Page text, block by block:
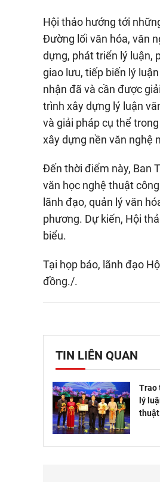
Hội thảo hướng tới
Đường lối văn hóa, văn
dựng, phát triển lý luận,
giao lưu, tiếp biến lý
nhận đã và cần được
trình xây dựng lý luận
và giải pháp cụ thể
xây dựng nền văn nghệ
Đến thời điểm này, Ban
văn học nghệ thuật
lãnh đạo, quản lý văn
phương. Dự kiến, Hội
biểu.
Tại họp báo, lãnh đạo
đồng./.
TIN LIÊN QUAN
Trao
lý
thuật